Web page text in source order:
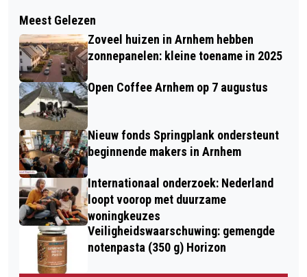
AANKONDIGING AFTRAP
MUSEUMTIJDSCHRIFT
TENTOONSTELLINGSPRIJS 2026
VRIJWILLIGER ALS BUDGETBUDDY
GEZOCHT VOOR CURSUS GELDZAKEN
(ARNHEM)
Meest Gelezen
Zoveel huizen in Arnhem hebben
zonnepanelen: kleine toename in 2025
Open Coffee Arnhem op 7 augustus
Nieuw fonds Springplank ondersteunt
beginnende makers in Arnhem
Internationaal onderzoek: Nederland
loopt voorop met duurzame
woningkeuzes
Veiligheidswaarschuwing: gemengde
notenpasta (350 g) Horizon